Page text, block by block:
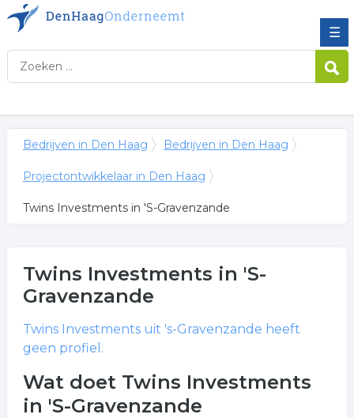
☰
Bedrijven in Den Haag Bedrijven in Den Haag
Projectontwikkelaar in Den Haag
Twins Investments in 'S-Gravenzande
Twins Investments in 'S-
Gravenzande
Twins Investmentsuit 's-Gravenzande heeft
geen profiel.
Wat doet Twins Investments
in 'S-Gravenzande